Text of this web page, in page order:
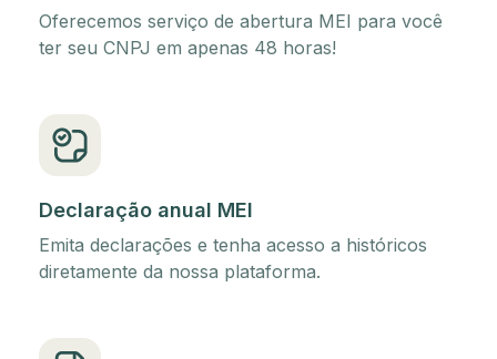
Oferecemos serviço de abertura MEI para você
ter seu CNPJ em apenas 48 horas!
Declaração anual MEI
Emita declarações e tenha acesso a históricos
diretamente da nossa plataforma.